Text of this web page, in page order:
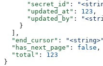
      "secret_id"
:
      "updated_at"
: 123 ,
      "updated_by"
:
    }
  ],
  "end_cursor"
: "<string>"
  "has_next_page"
: false ,
  "total"
: 123
}